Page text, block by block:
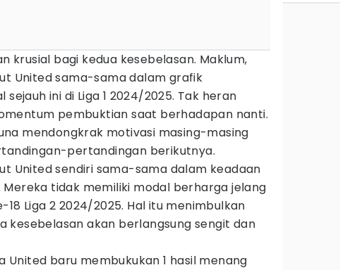
krusial bagi kedua kesebelasan. Maklum,
United sama-sama dalam grafik
ini di Liga 1 2024/2025. Tak heran
pembuktian saat berhadapan nanti.
mendongkrak motivasi masing-masing
pertandingan berikutnya.
United sendiri sama-sama dalam keadaan
Mereka tidak memiliki modal berharga jelang
Liga 2 2024/2025. Hal itu menimbulkan
kesebelasan akan berlangsung sengit dan
United baru membukukan 1 hasil menang